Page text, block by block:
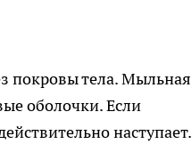
покровы тела. Мыльная
оболочки. Если
наступает.